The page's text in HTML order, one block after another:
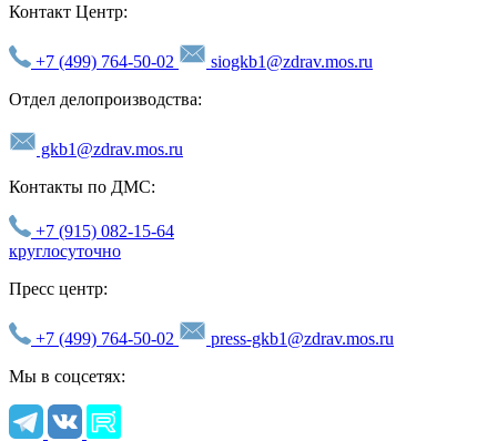
Контакт Центр:
+7 (499) 764-50-02
siogkb1@zdrav.mos.ru
Отдел делопроизводства:
gkb1@zdrav.mos.ru
Контакты по ДМС:
+7 (915) 082-15-64
круглосуточно
Пресс центр:
+7 (499) 764-50-02
press-gkb1@zdrav.mos.ru
Мы в соцсетях: